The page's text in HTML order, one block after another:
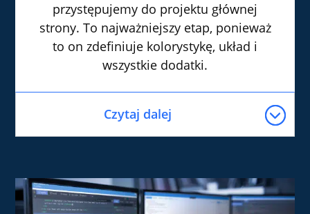
przystępujemy do projektu głównej
strony. To najważniejszy etap, ponieważ
to on zdefiniuje kolorystykę, układ i
wszystkie dodatki.
Czytaj dalej